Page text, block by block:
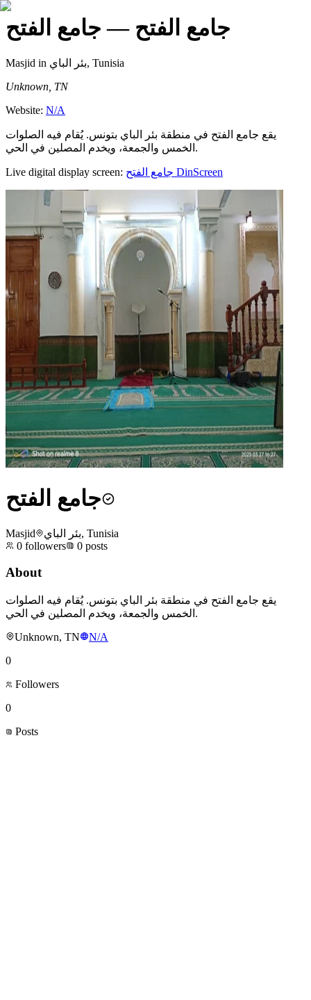
جامع الفتح — جامع الفتح
Masjid
in بئر الباي, Tunisia
Unknown, TN
Website: N/A
يقع جامع الفتح في منطقة بئر الباي بتونس. يُقام فيه الصلوات
الخمس والجمعة، ويخدم المصلين في الحي.
Live digital display screen: جامع الفتح DinScreen
جامع الفتح
Masjid
بئر الباي, Tunisia
0 followers 0 posts
About
يقع جامع الفتح في منطقة بئر الباي بتونس. يُقام فيه الصلوات
الخمس والجمعة، ويخدم المصلين في الحي.
Unknown, TN
N/A
0
Followers
0
Posts